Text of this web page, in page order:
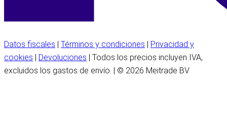
Datos fiscales Términos y condiciones
Privacidad y
cookies
Devoluciones | Todos los precios incluyen IVA,
excluidos los gastos de envío. | © 2026 Meitrade BV